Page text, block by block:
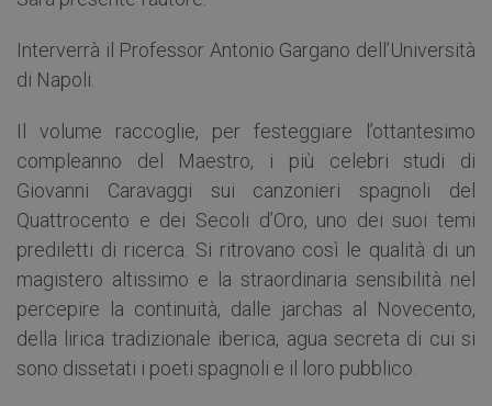
Interverrà il Professor Antonio Gargano dell’Università
di Napoli.
Il volume raccoglie, per festeggiare l’ottantesimo
compleanno del Maestro, i più celebri studi di
Giovanni Caravaggi sui canzonieri spagnoli del
Quattrocento e dei Secoli d’Oro, uno dei suoi temi
prediletti di ricerca. Si ritrovano così le qualità di un
magistero altissimo e la straordinaria sensibilità nel
percepire la continuità, dalle jarchas al Novecento,
della lirica tradizionale iberica, agua secreta di cui si
sono dissetati i poeti spagnoli e il loro pubblico.